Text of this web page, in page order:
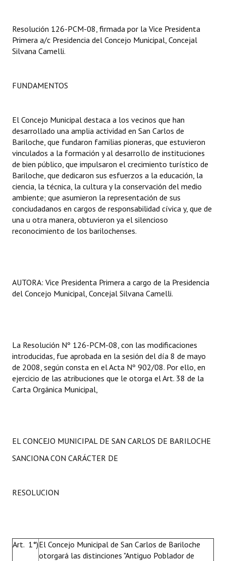
Organigrama
DOCUMENTOS
Actas de Sesión
Informes de Unidad Coordinadora
Ejecución Presupuestaria
Actas de Audiencias Públicas
NORMATIVA
Resoluciones
Antiguos Pobladores
Noticias Destacadas
Registros y Distinciones
Audiencias Públicas - Registro
Periodistas Decanos - Registro
Huéspedes de Honor - Registro
Resolución 126-PCM-08, firmada por la Vice Presidenta
Primera a/c Presidencia del Concejo Municipal, Concejal
Silvana Camelli.
FUNDAMENTOS
El Concejo Municipal destaca a los vecinos que han
desarrollado una amplia actividad en San Carlos de
Bariloche, que fundaron familias pioneras, que estuvieron
vinculados a la formación y al desarrollo de instituciones
de bien público, que impulsaron el crecimiento turístico de
Bariloche, que dedicaron sus esfuerzos a la educación, la
ciencia, la técnica, la cultura y la conservación del medio
ambiente; que asumieron la representación de sus
conciudadanos en cargos de responsabilidad cívica y, que de
una u otra manera, obtuvieron ya el silencioso
reconocimiento de los barilochenses.
AUTORA: Vice Presidenta Primera a cargo de la Presidencia
del Concejo Municipal, Concejal Silvana Camelli.
La Resolución Nº 126-PCM-08, con las modificaciones
introducidas, fue aprobada en la sesión del día 8 de mayo
de 2008, según consta en el Acta Nº 902/08. Por ello, en
ejercicio de las atribuciones que le otorga el Art. 38 de la
Carta Orgánica Municipal,
EL CONCEJO MUNICIPAL DE SAN CARLOS DE BARILOCHE
SANCIONA CON CARÁCTER DE
RESOLUCION
Art. 1°)El Concejo Municipal de San Carlos de Bariloche
otorgará las distinciones "Antiguo Poblador de